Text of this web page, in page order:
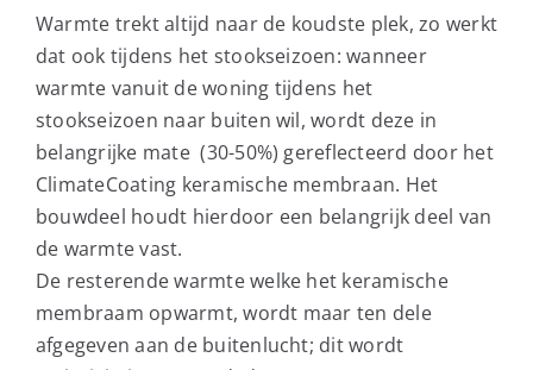
Warmte trekt altijd naar de koudste plek, zo werkt
dat ook tijdens het stookseizoen: wanneer
warmte vanuit de woning tijdens het
stookseizoen naar buiten wil, wordt deze in
belangrijke mate (30-50%) gereflecteerd door het
ClimateCoating keramische membraan. Het
bouwdeel houdt hierdoor een belangrijk deel van
de warmte vast.
De resterende warmte welke het keramische
membraam opwarmt, wordt maar ten dele
afgegeven aan de buitenlucht; dit wordt